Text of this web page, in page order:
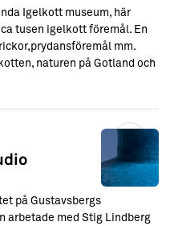
Igelkott museum, här
tusen igelkott föremål. En
mm.
naturen på Gotland och
på Gustavsbergs
arbetade med Stig Lindberg
6